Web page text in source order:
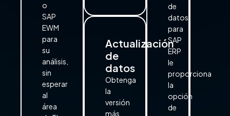
o
SAP
EWM
para
su
análisis,
sin
esperar
al
área
Actualización
de
datos
Obtenga
la
versión
más
de
datos
para
SAP
ERP
le
proporciona
la
opción
de